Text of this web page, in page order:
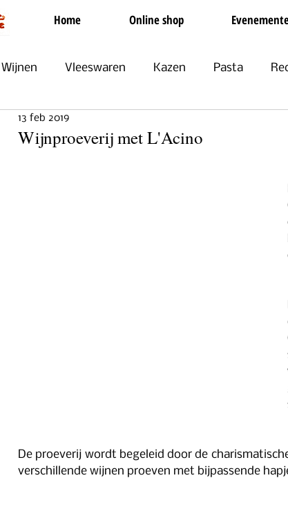
Home Online shop
Wijnen Vleeswaren Kazen Pasta
Evenementen
Wijnproeverij met L'Acino
13 feb 2019
De proeverij wordt begeleid door de
verschillende wijnen proeven met bijpassende